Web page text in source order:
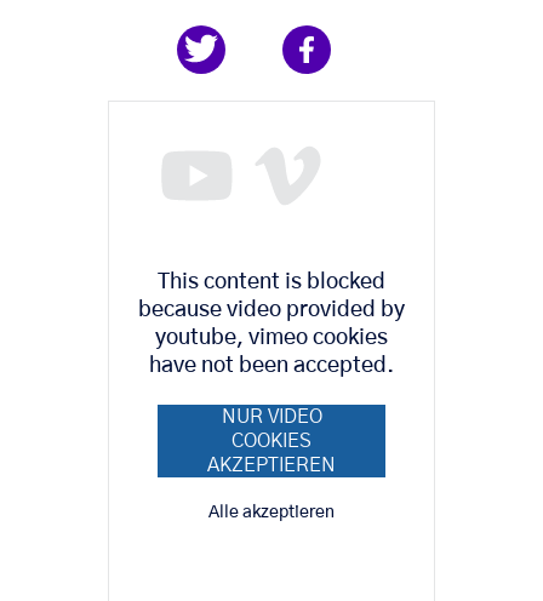
This content is blocked
because video provided by
youtube, vimeo cookies
have not been accepted.
NUR VIDEO
COOKIES
AKZEPTIEREN
Alle akzeptieren